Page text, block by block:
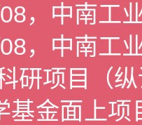
，中南工
，中南工
研项目（
基金面上